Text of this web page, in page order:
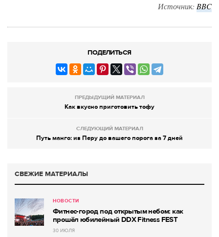
Источник: BBC
ПОДЕЛИТЬСЯ
ПРЕДЫДУЩИЙ МАТЕРИАЛ
Как вкусно приготовить тофу
СЛЕДУЮЩИЙ МАТЕРИАЛ
Путь манго: из Перу до вашего порога за 7 дней
СВЕЖИЕ МАТЕРИАЛЫ
НОВОСТИ
Фитнес-город под открытым небом: как
прошёл юбилейный DDX Fitness FEST
30 ИЮЛЯ